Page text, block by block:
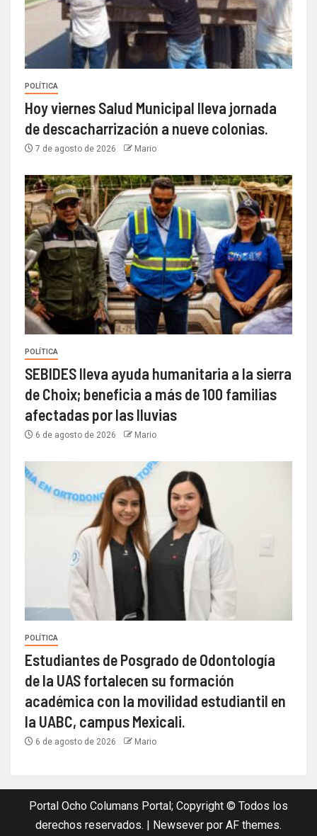
POLÍTICA
Hoy viernes Salud Municipal lleva jornada
de descacharrización a nueve colonias.
7 de agosto de 2026 Mario
POLÍTICA
SEBIDES lleva ayuda humanitaria a la sierra
de Choix; beneficia a más de 100 familias
afectadas por las lluvias
6 de agosto de 2026 Mario
POLÍTICA
Estudiantes de Posgrado de Odontología
de la UAS fortalecen su formación
académica con la movilidad estudiantil en
la UABC, campus Mexicali.
6 de agosto de 2026 Mario
Portal Ocho Columans Portal; Copyright © Todos los
derechos reservados.
Newsever por AF themes.